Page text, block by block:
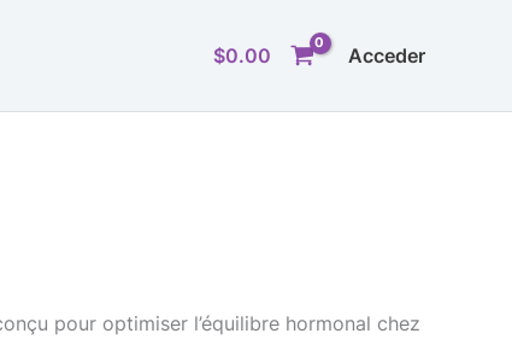
$0.00 Acceder
pour optimiser l’équilibre hormonal chez